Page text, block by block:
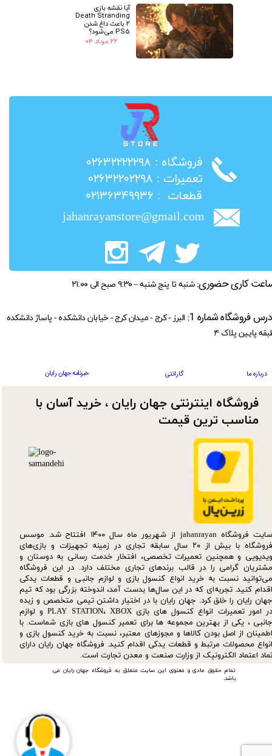
آیا نقشه بازی
Death Stranding
2 باعث داغ شدن
PS5 می‌شود؟
۲۲ مرداد ۰۴
تمام حقوق مادی و معنوی این سایت متعلق به فروشگاه جهان رایان می
باشد.
​فروشگاه : ۰۲۶۳۲۲۲۲۲۹۸
​تعمیرات : ۰۲۶۳۲۲۰۲۲۹۸
​قطعات : ۰۲۱۳۶۳۴۹۹۳۶
jahanrayanstore@gmail.com
سایت فروشگاه jahanrayan از شهریور ماه سال ۱۴۰۰ افتتاح شد. موسس
فروشگاه با بیش از ۲۰ سال سابقه تجاری در زمینه تجهیزات و بازی‌های
ویدیویی و همچنین تعمیرات تخصصی، افتخار خدمت رسانی به دوستان و
مشتریان گرامی را در قالب برندهای تجاری مختلف دارد. در این فروشگاه
می‌توانید نسبت به خرید انواع کنسول بازی و لوازم جانبی و قطعات یدکی‌
اقدام کنید. تجربه‌ای که در این سال‌ها بدست آمد، اندوخته بزرگی بود که تیم
جهان رایان را خلق کرد. جهان رایان با در اختیار داشتن تیمی متخصص و زبده
در امور تعمیرات انواع کنسول های بازی PLAY STATION، XBOX و لوازم
جانبی ، یکی از بهترین مجموعه ها برای تعمیر کنسول های بازی شماست. با
اطمینان از اصل بودن کالاها و مجوزهای معتبر، نسبت به خرید کنسول بازی و
انواع محصولات مرتبط و قطعات یدکی اقدام کنید. فروشگاه جهان رایان دارای
نماد اعتماد الکترونیک از وزارت صنعت و معدن تجارت است.
فروشگاه اینترنتی جهان رایان ، خرید آسان با
مناسب ترین قیمت​​​​​​​
کاری حضوری: شنبه تا پنج شنبه – ۹:۳۰ صبح الی ۲۱:۰۰
درباره ما گارانتی خبرنامه جهان رایان
فروشگاه شماره 1:
البرز - کرج - میدان کرج - خیابان دانشکده - پاساژ دانشکده
پایین پلاک ۴